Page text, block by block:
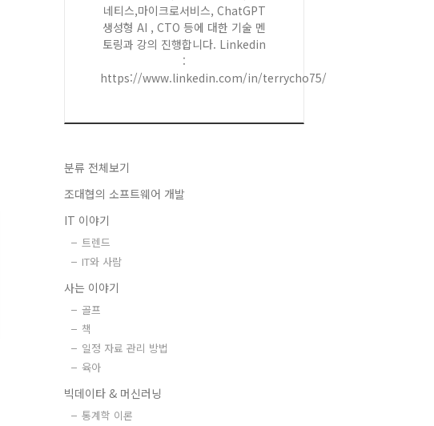
네티스,마이크로서비스, ChatGPT
생성형 AI , CTO 등에 대한 기술 멘
토링과 강의 진행합니다. Linkedin
:
https://www.linkedin.com/in/terrycho75/
분류 전체보기
조대협의 소프트웨어 개발
IT 이야기
트렌드
IT와 사람
사는 이야기
골프
책
일정 자료 관리 방법
육아
빅데이타 & 머신러닝
통계학 이론